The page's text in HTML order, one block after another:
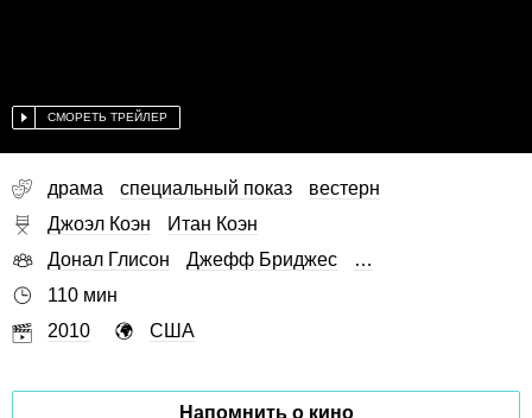
СМОРЕТЬ ТРЕЙЛЕР
драма специальный показ
вестерн
Джоэл Коэн
Итан Коэн
Донал Глисон
Джефф Бриджес
…
110 мин
2010
США
Напомнить о кино